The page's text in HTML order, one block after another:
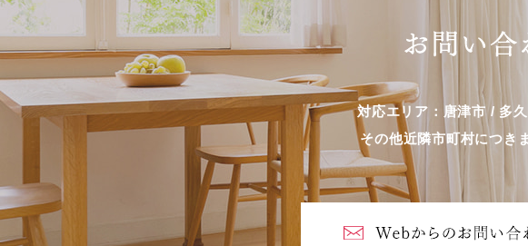
対応エリア：唐津市 / 多
その他近隣市町村につき